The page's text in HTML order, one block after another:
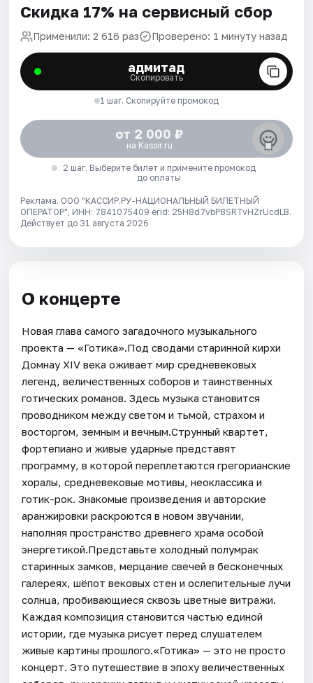
Скидка 17% на сервисный сбор
Применили: 2 616 раз Проверено: 1 минуту назад
адмитад
Скопировать
1 шаг. Скопируйте промокод
от 2 000 ₽
на Kassir.ru
2 шаг. Выберите билет и примените промокод
до оплаты
Реклама. ООО "КАССИР.РУ-НАЦИОНАЛЬНЫЙ БИЛЕТНЫЙ
ОПЕРАТОР", ИНН: 7841075409 erid: 25H8d7vbP8SRTvHZrUcdLB.
Действует до 31 августа 2026
О концерте
Новая глава самого загадочного музыкального
проекта — «Готика».Под сводами старинной кирхи
Домнау XIV века оживает мир средневековых
легенд, величественных соборов и таинственных
готических романов. Здесь музыка становится
проводником между светом и тьмой, страхом и
восторгом, земным и вечным.Струнный квартет,
фортепиано и живые ударные представят
программу, в которой переплетаются грегорианские
хоралы, средневековые мотивы, неоклассика и
готик-рок. Знакомые произведения и авторские
аранжировки раскроются в новом звучании,
наполняя пространство древнего храма особой
энергетикой.Представьте холодный полумрак
старинных замков, мерцание свечей в бесконечных
галереях, шёпот вековых стен и ослепительные лучи
солнца, пробивающиеся сквозь цветные витражи.
Каждая композиция становится частью единой
истории, где музыка рисует перед слушателем
живые картины прошлого.«Готика» — это не просто
концерт. Это путешествие в эпоху величественных